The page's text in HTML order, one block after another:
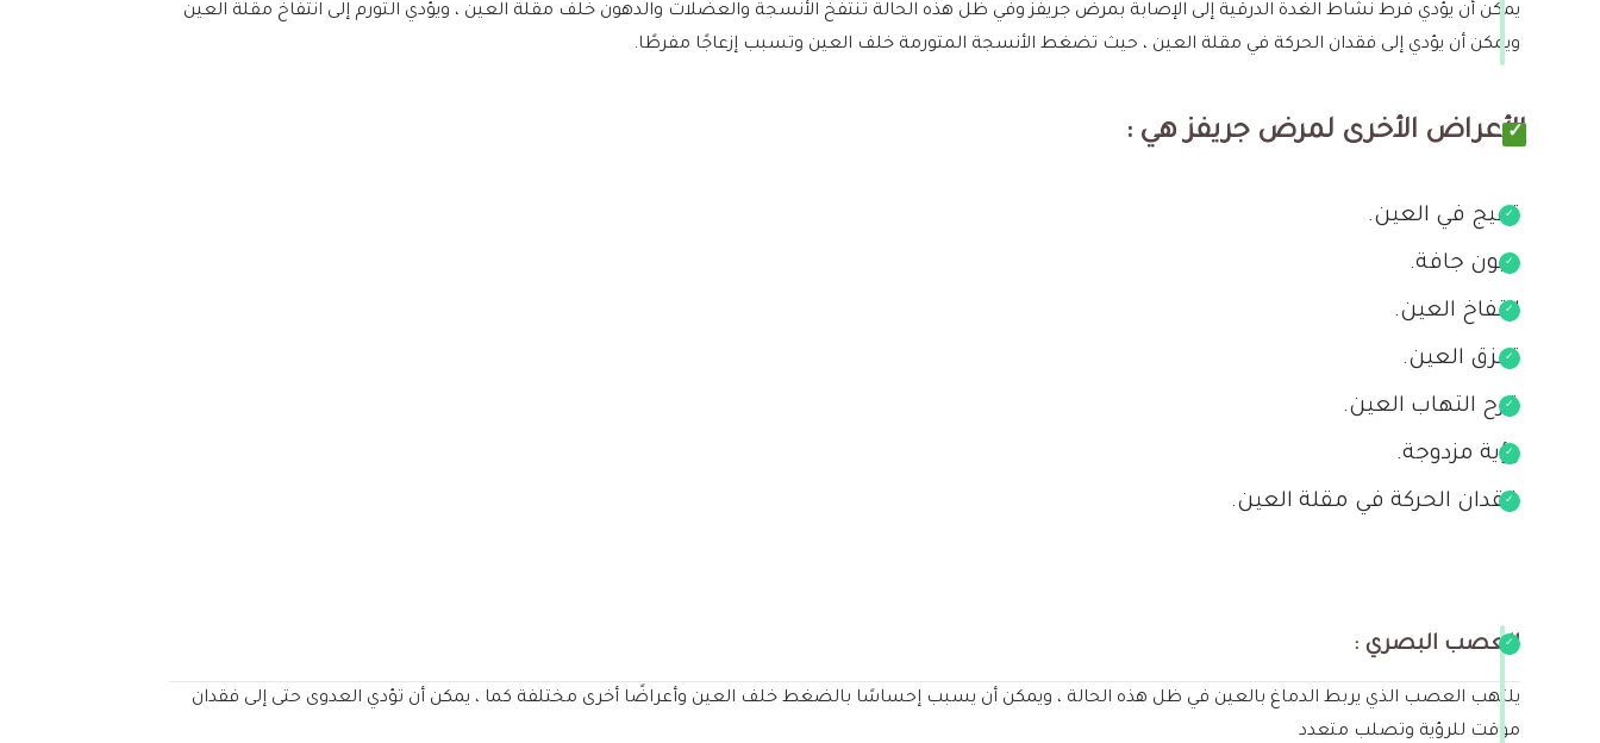
يمكن أن يؤدي فرط نشاط الغدة الدرقية إلى الإصابة بمرض جريفز وفي ظل هذه الحالة تنتفخ الأنسجة والعضلات والدهون خلف مقلة العين ، ويؤدي التورم إلى انتفاخ مقلة العين
ويمكن أن يؤدي إلى فقدان الحركة في مقلة العين ، حيث تضغط الأنسجة المتورمة خلف العين وتسبب إزعاجًا مفرطًا.
الأعراض الأخرى لمرض جريفز هي :
تهيج في العين.
عيون جافة.
انتفاخ العين.
تمزق العين.
قرح التهاب العين.
رؤية مزدوجة.
فقدان الحركة في مقلة العين.
العصب البصري :
يلتهب العصب الذي يربط الدماغ بالعين في ظل هذه الحالة ، ويمكن أن يسبب إحساسًا بالضغط خلف العين وأعراضًا أخرى مختلفة كما ، يمكن أن تؤدي العدوى حتى إلى فقدان
مؤقت للرؤية وتصلب متعدد